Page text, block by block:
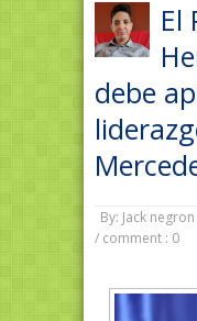
El
debe
By: Jack negron
/ comment : 0